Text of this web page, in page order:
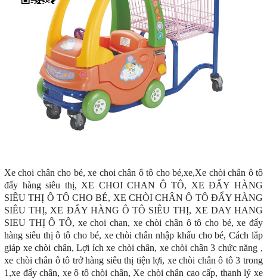
Xe choi chân cho bé, xe choi chân ô tô cho bé,xe,Xe chòi chân ô tô
đẩy hàng siêu thị, XE CHOI CHAN Ô TÔ, XE ĐẨY HÀNG
SIÊU THỊ Ô TÔ CHO BÉ, XE CHÒI CHÂN Ô TÔ ĐẨY HÀNG
SIÊU THỊ, XE ĐẨY HÀNG Ô TÔ SIÊU THỊ, XE DAY HANG
SIEU THỊ Ô TÔ, xe choi chan, xe chòi chân ô tô cho bé, xe đẩy
hàng siêu thị ô tô cho bé, xe chòi chân nhập khẩu cho bé, Cách lắp
giáp xe chòi chân, Lợi ích xe chòi chân, xe chòi chân 3 chức năng ,
xe chòi chân ô tô trở hàng siêu thị tiện lợi, xe chòi chân ô tô 3 trong
1,xe đẩy chân, xe ô tô chòi chân, Xe chòi chân cao cấp, thanh lý xe